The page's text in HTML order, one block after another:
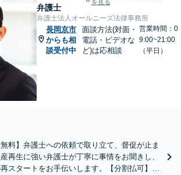
弁護士
を見る
弁護士法人オールニーズ法律事務所
長岡京市
からも相
談受付中
面談方法(対面・
電話・ビデオな
ど)は応相談
営業時間：0
9:00~21:00
（平日）
料】弁護士への依頼で取り立て、督促が止ま
再生に強い弁護士が丁寧に事情をお聞きし、
スタートをお手伝いします。【分割払可】